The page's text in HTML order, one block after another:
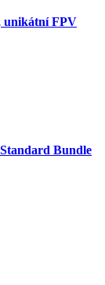
unikátní FPV
Bundle